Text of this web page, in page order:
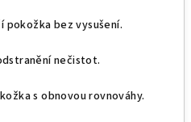
pokožka bez vysušení.
nečistot.
s obnovou rovnováhy.